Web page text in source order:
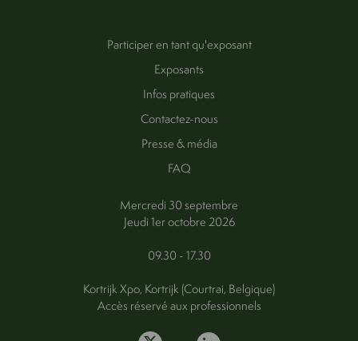
Participer en tant qu'exposant
Exposants
Infos pratiques
Contactez-nous
Presse & média
FAQ
Mercredi 30 septembre
Jeudi 1er octobre 2026
09.30 - 17.30
Kortrijk Xpo, Kortrijk (Courtrai, Belgique)
Accès réservé aux professionnels